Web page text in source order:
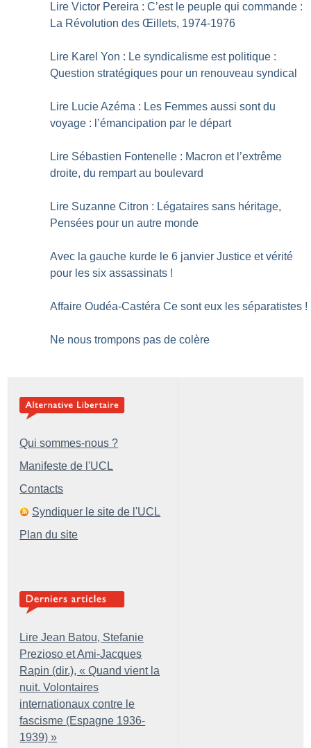
Lire Victor Pereira : C’est le peuple qui commande :
La Révolution des Œillets, 1974-1976
Lire Karel Yon : Le syndicalisme est politique :
Question stratégiques pour un renouveau syndical
Lire Lucie Azéma : Les Femmes aussi sont du
voyage : l’émancipation par le départ
Lire Sébastien Fontenelle : Macron et l’extrême
droite, du rempart au boulevard
Lire Suzanne Citron : Légataires sans héritage,
Pensées pour un autre monde
Avec la gauche kurde le 6 janvier Justice et vérité
pour les six assassinats !
Affaire Oudéa-Castéra Ce sont eux les séparatistes !
Ne nous trompons pas de colère
Qui sommes-nous ?
Manifeste de l'UCL
Contacts
Syndiquer le site de l'UCL
Plan du site
Lire Jean Batou, Stefanie
Prezioso et Ami-Jacques
Rapin (dir.), « Quand vient la
nuit. Volontaires
internationaux contre le
fascisme (Espagne 1936-
1939) »